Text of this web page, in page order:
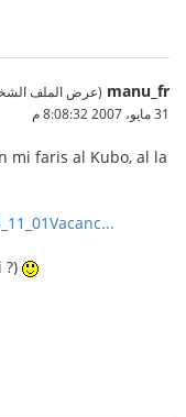
manu_fr (عرض الملف
31 مايو، 2007 8:08:32 م
mi faris al Kubo, al la